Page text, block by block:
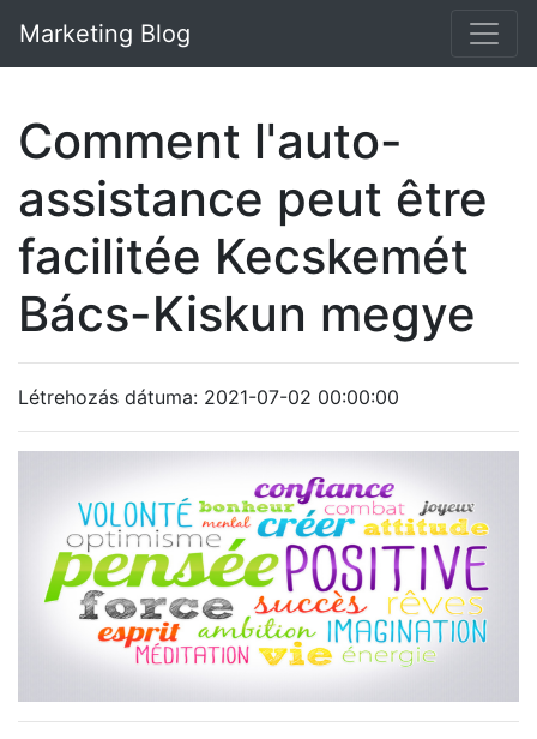
Marketing Blog
Comment l'auto-
assistance peut être
facilitée Kecskemét
Bács-Kiskun megye
Létrehozás dátuma: 2021-07-02 00:00:00